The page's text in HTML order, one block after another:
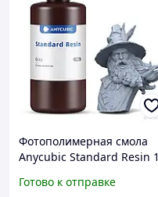
Фотополимерная смола
Anycubic Standard Resin 1
принтера 3D принтеров
Готово к отправке